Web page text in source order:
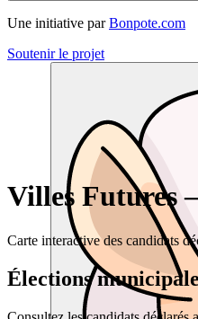
Une initiative par Bonpote.com
Soutenir le projet
Villes Futures
Carte interactive des candidats
Élections